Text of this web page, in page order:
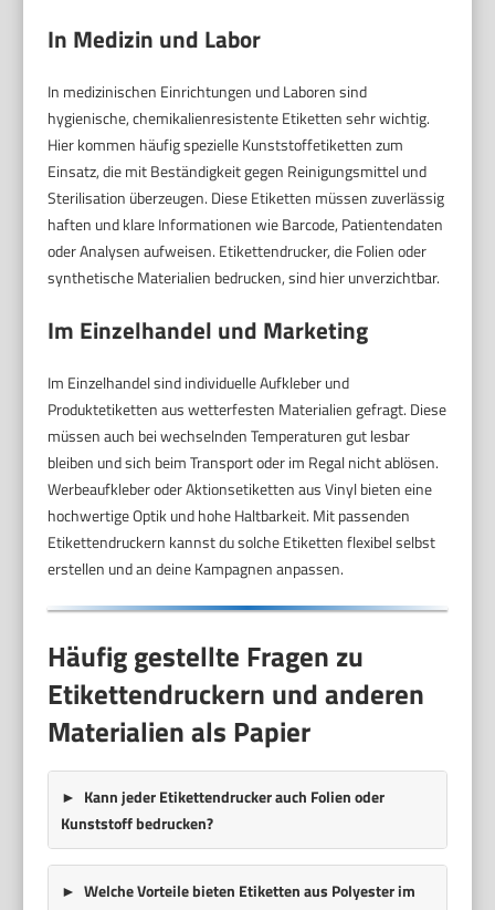
In Medizin und Labor
In medizinischen Einrichtungen und Laboren sind
hygienische, chemikalienresistente Etiketten sehr wichtig.
Hier kommen häufig spezielle Kunststoffetiketten zum
Einsatz, die mit Beständigkeit gegen Reinigungsmittel und
Sterilisation überzeugen. Diese Etiketten müssen zuverlässig
haften und klare Informationen wie Barcode, Patientendaten
oder Analysen aufweisen. Etikettendrucker, die Folien oder
synthetische Materialien bedrucken, sind hier unverzichtbar.
Im Einzelhandel und Marketing
Im Einzelhandel sind individuelle Aufkleber und
Produktetiketten aus wetterfesten Materialien gefragt. Diese
müssen auch bei wechselnden Temperaturen gut lesbar
bleiben und sich beim Transport oder im Regal nicht ablösen.
Werbeaufkleber oder Aktionsetiketten aus Vinyl bieten eine
hochwertige Optik und hohe Haltbarkeit. Mit passenden
Etikettendruckern kannst du solche Etiketten flexibel selbst
erstellen und an deine Kampagnen anpassen.
Häufig gestellte Fragen zu
Etikettendruckern und anderen
Materialien als Papier
Kann jeder Etikettendrucker auch Folien oder
Kunststoff bedrucken?
Welche Vorteile bieten Etiketten aus Polyester im